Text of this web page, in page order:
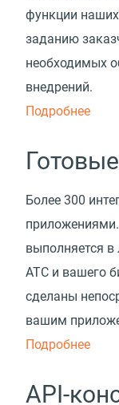
функции
заданию
необходимых
внедрений.
Подробнее
Более 300
выполняется в
АТС и вашего
сделаны
вашим
Подробнее
API-